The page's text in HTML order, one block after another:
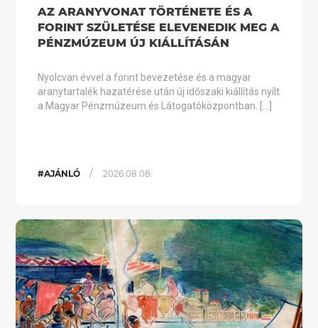
AZ ARANYVONAT TÖRTÉNETE ÉS A
FORINT SZÜLETÉSE ELEVENEDIK MEG A
PÉNZMÚZEUM ÚJ KIÁLLÍTÁSÁN
Nyolcvan évvel a forint bevezetése és a magyar
aranytartalék hazatérése után új időszaki kiállítás nyílt
a Magyar Pénzmúzeum és Látogatóközpontban. […]
#AJÁNLÓ / 2026.08.08.